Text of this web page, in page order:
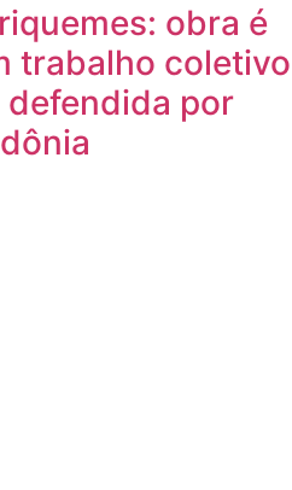
obra é
trabalho coletivo
por